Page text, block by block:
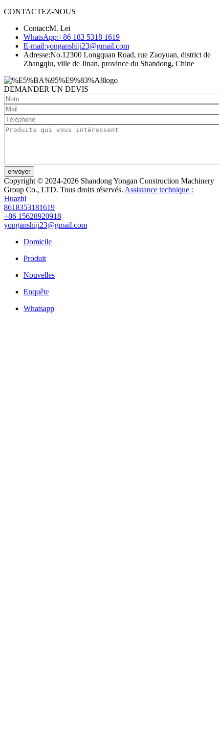
CONTACTEZ-NOUS
Contact:M. Lei
WhatsApp:+86 183 5318 1619
E-mail:yonganshiji23@gmail.com
Adresse:No.12300 Longquan Road, rue Zaoyuan, district de
Zhangqiu, ville de Jinan, province du Shandong, Chine
DEMANDER UN DEVIS
envoyer
Copyright © 2024-2026 Shandong Yongan Construction Machinery
Group Co., LTD. Tous droits réservés. Assistance technique :
Huazhi
8618353181619
+86 15628920918
yonganshiji23@gmail.com
Domicile
Produit
Nouvelles
Enquête
Whatsapp